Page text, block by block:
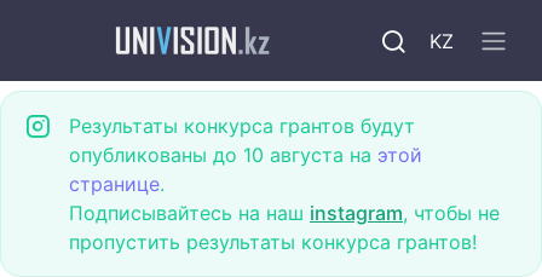
KZ
Результаты конкурса грантов будут
опубликованы до 10 августа на этой
странице.
Подписывайтесь на наш instagram, чтобы не
пропустить результаты конкурса грантов!